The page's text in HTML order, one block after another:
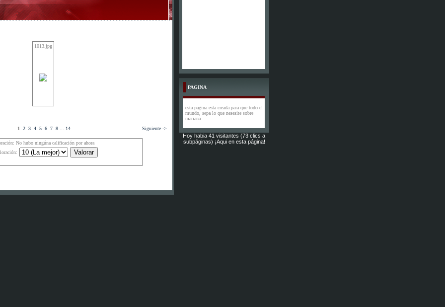
1013.jpg
1 2 3 4 5 6 7 8... 14 Siguiente ->
No hubo ningúna calificación por ahora
PAGINA
esta pagina esta creada para que todo el
mundo, sepa lo que nesesite sobre
mariana
Hoy habia 41 visitantes (73 clics a
subpáginas) ¡Aqui en esta página!